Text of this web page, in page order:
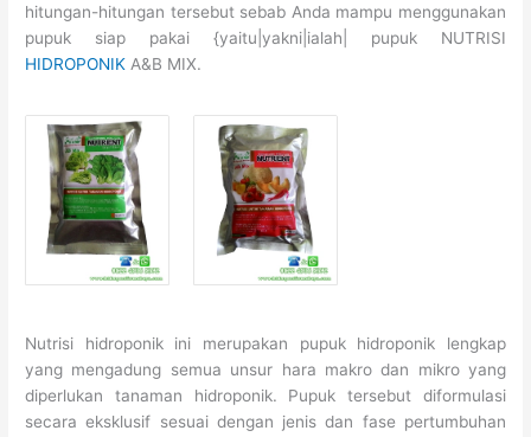
hitungan-hitungan tersebut sebab Anda mampu menggunakan
pupuk siap pakai {yaitu|yakni|ialah| pupuk NUTRISI
HIDROPONIK A&B MIX.
Nutrisi hidroponik ini merupakan pupuk hidroponik lengkap
yang mengadung semua unsur hara makro dan mikro yang
diperlukan tanaman hidroponik. Pupuk tersebut diformulasi
secara eksklusif sesuai dengan jenis dan fase pertumbuhan